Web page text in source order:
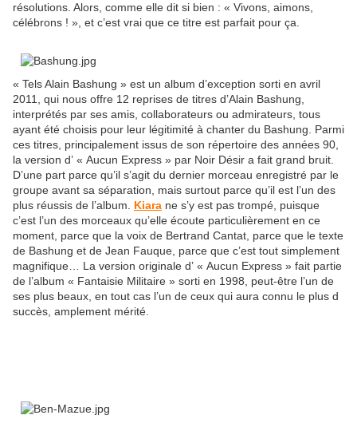
résolutions. Alors, comme elle dit si bien : « Vivons, aimons,
célébrons ! », et c’est vrai que ce titre est parfait pour ça.
« Tels Alain Bashung » est un album d’exception sorti en avril
2011, qui nous offre 12 reprises de titres d’Alain Bashung,
interprétés par ses amis, collaborateurs ou admirateurs, tous
ayant été choisis pour leur légitimité à chanter du Bashung. Parmi
ces titres, principalement issus de son répertoire des années 90,
la version d’ « Aucun Express » par Noir Désir a fait grand bruit.
D’une part parce qu’il s’agit du dernier morceau enregistré par le
groupe avant sa séparation, mais surtout parce qu’il est l’un des
plus réussis de l’album. Kiara ne s’y est pas trompé, puisque
c’est l’un des morceaux qu’elle écoute particulièrement en ce
moment, parce que la voix de Bertrand Cantat, parce que le texte
de Bashung et de Jean Fauque, parce que c’est tout simplement
magnifique… La version originale d’ « Aucun Express » fait partie
de l’album « Fantaisie Militaire » sorti en 1998, peut-être l’un de
ses plus beaux, en tout cas l’un de ceux qui aura connu le plus d
succès, amplement mérité.